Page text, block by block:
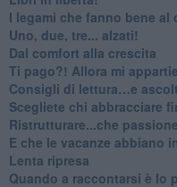
​I legami che fanno bene al
Uno, due, tre... alzati!​
​Dal comfort alla crescita
​Ti pago?! Allora mi
​Consigli di lettura…e
​Scegliete chi abbracciare
​Ristrutturare...che
​E che le vacanze abbiano
​Lenta ripresa
​Quando a raccontarsi è lo